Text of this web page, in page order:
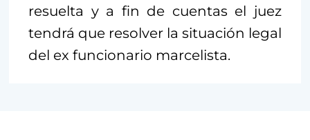
resuelta y a fin de cuentas el juez
tendrá que resolver la situación legal
del ex funcionario marcelista.